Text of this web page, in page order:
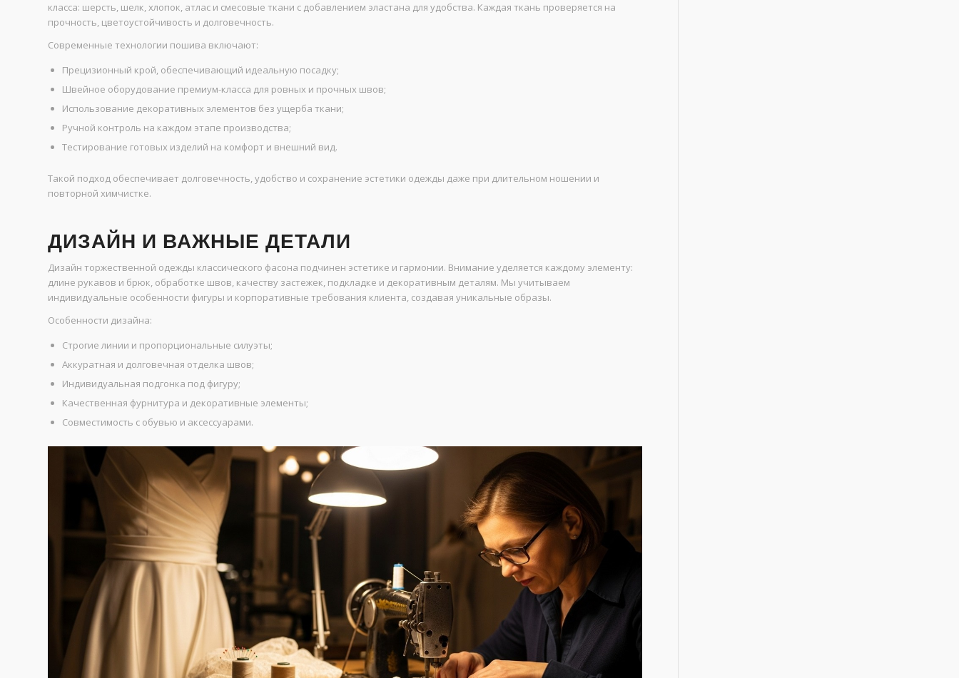
класса: шерсть, шелк, хлопок, атлас и смесовые ткани с добавлением эластана для удобства. Каждая ткань проверяется на
прочность, цветоустойчивость и долговечность.
Современные технологии пошива включают:
Прецизионный крой, обеспечивающий идеальную посадку;
Швейное оборудование премиум-класса для ровных и прочных швов;
Использование декоративных элементов без ущерба ткани;
Ручной контроль на каждом этапе производства;
Тестирование готовых изделий на комфорт и внешний вид.
Такой подход обеспечивает долговечность, удобство и сохранение эстетики одежды даже при длительном ношении и
повторной химчистке.
ДИЗАЙН И ВАЖНЫЕ ДЕТАЛИ
Дизайн торжественной одежды классического фасона подчинен эстетике и гармонии. Внимание уделяется каждому элементу:
длине рукавов и брюк, обработке швов, качеству застежек, подкладке и декоративным деталям. Мы учитываем
индивидуальные особенности фигуры и корпоративные требования клиента, создавая уникальные образы.
Особенности дизайна:
Строгие линии и пропорциональные силуэты;
Аккуратная и долговечная отделка швов;
Индивидуальная подгонка под фигуру;
Качественная фурнитура и декоративные элементы;
Совместимость с обувью и аксессуарами.